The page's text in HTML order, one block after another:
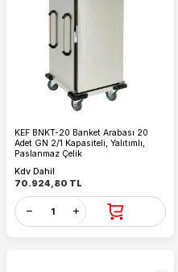
KEF BNKT-20 Banket Arabası 20
Adet GN 2/1 Kapasiteli, Yalıtımlı,
Paslanmaz Çelik
Kdv Dahil
70.924,80 TL